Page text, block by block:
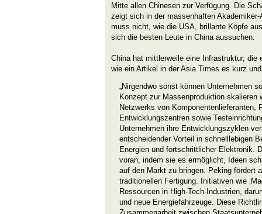
Mitte allen Chinesen zur Verfügung. Die
zeigt sich in der massenhaften
muss nicht, wie die USA, brillante Köpfe
sich die besten Leute in China aussuchen.
China hat mittlerweile eine Infrastruktur,
wie ein Artikel in der Asia Times es kurz
„Nirgendwo sonst können Unternehmen
Konzept zur Massenproduktion skalieren
Netzwerks von Komponentenlieferanten,
Entwicklungszentren sowie
Unternehmen ihre Entwicklungszyklen
entscheidender Vorteil in schnelllebigen
Energien und fortschrittlicher Elektronik.
voran, indem sie es ermöglicht, Ideen
auf den Markt zu bringen. Peking fördert
traditionellen Fertigung. Initiativen wie
Ressourcen in High-Tech-Industrien,
und neue Energiefahrzeuge. Diese